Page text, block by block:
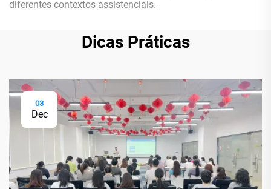
diferentes contextos assistenciais.
Dicas Práticas
03
Dec